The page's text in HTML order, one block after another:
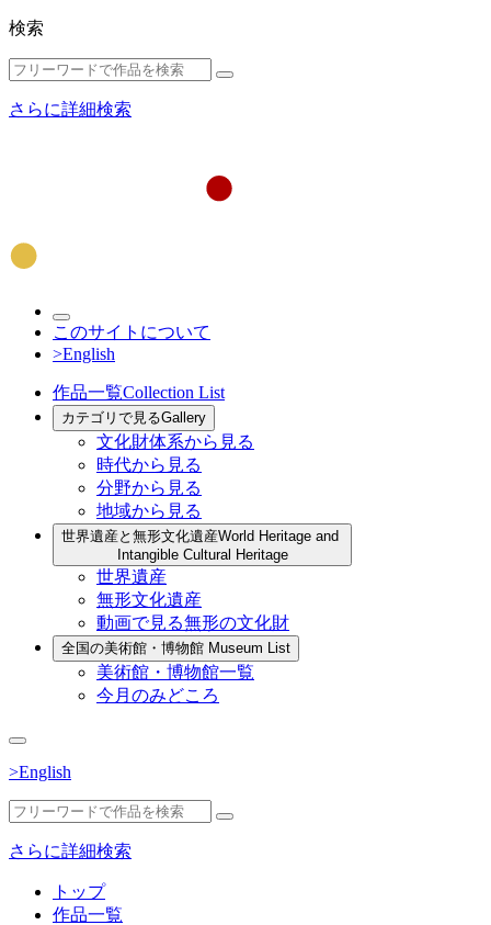
検索
さらに詳細検索
このサイトについて
>English
作品一覧Collection List
カテゴリで見るGallery
文化財体系から見る
時代から見る
分野から見る
地域から見る
世界遺産と無形文化遺産World Heritage and
Intangible Cultural Heritage
世界遺産
無形文化遺産
動画で見る無形の文化財
全国の美術館・博物館 Museum List
美術館・博物館一覧
今月のみどころ
>English
さらに詳細検索
トップ
作品一覧